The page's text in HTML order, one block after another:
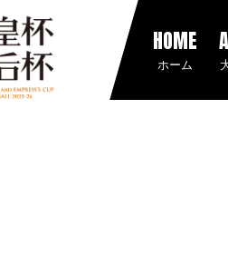
HOME
ホーム